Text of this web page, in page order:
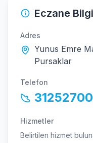
Eczane
Adres
Yunus Emre
Pursaklar
Telefon
Hizmetler
Belirtilen hizmet